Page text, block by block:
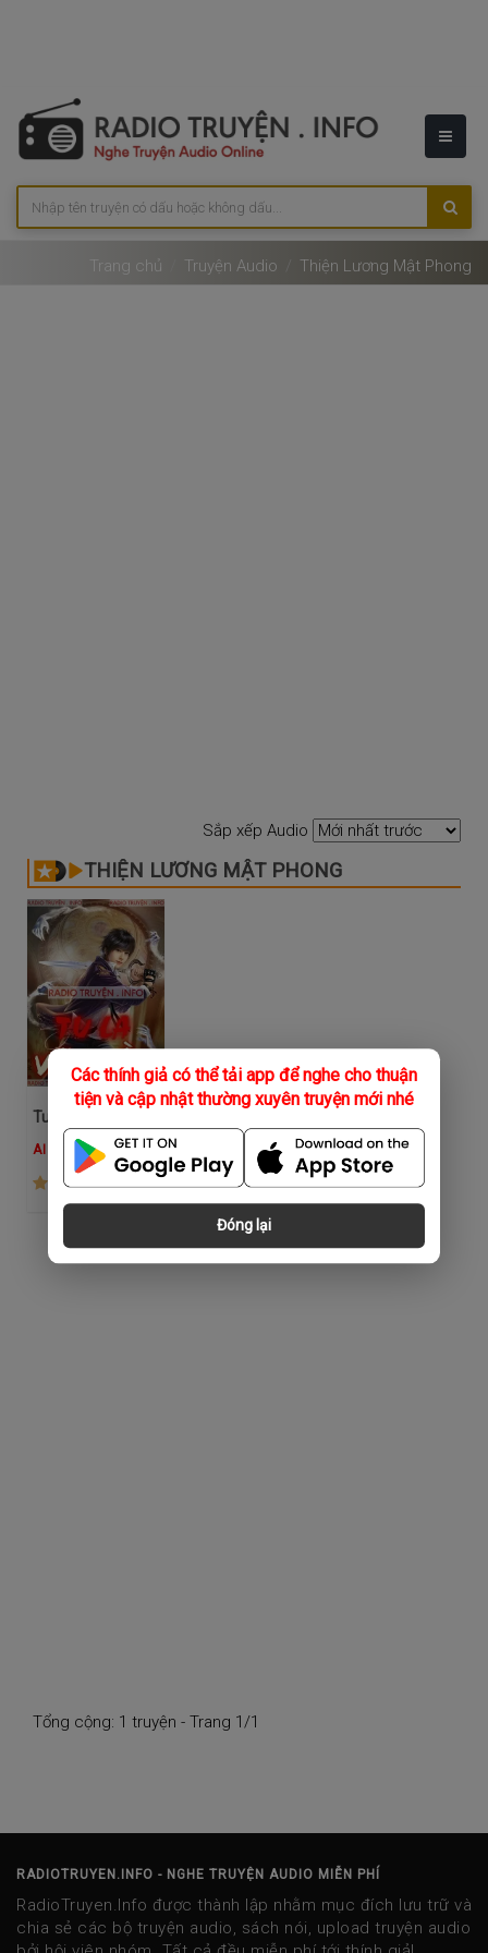
Các thính giả có thể tải app để nghe cho thuận
tiện và cập nhật thường xuyên truyện mới nhé
Đóng lại
Trang chủ Truyện Audio Thiện Lương Mật Phong
Sắp xếp Audio
THIỆN LƯƠNG MẬT PHONG
Tu La Vũ Thần
AI Nữ
Tổng cộng: 1 truyện - Trang 1/1
RADIOTRUYEN.INFO - NGHE TRUYỆN AUDIO MIỄN PHÍ
RadioTruyen.Info được thành lập nhằm mục đích lưu trữ và
chia sẻ các bộ truyện audio, sách nói, upload truyện audio